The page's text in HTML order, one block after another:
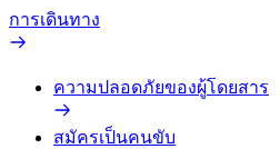
การเดินทาง
ความปลอดภัยของผู้โดยสาร
สมัครเป็นคนขับ